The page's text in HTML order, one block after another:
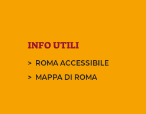
INFO UTILI
ROMA ACCESSIBILE
MAPPA DI ROMA